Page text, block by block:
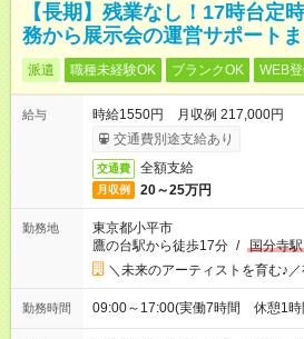
【長期】残業なし！17時台定
務から展示会の運営サポート
派遣 職種未経験OK ブランクOK WEB
給与
時給1550円 月収例 217,000円
交通費別途支給あり
交通費 全額支給
月収例 20～25万円
勤務地
東京都小平市
鷹の台駅から徒歩17分 / 国分寺駅
＼未来のアーティストを育む♪
勤務時間 09:00～17:00(実働7時間 休憩1時